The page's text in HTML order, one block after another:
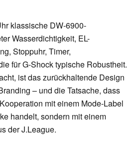
klassische DW-6900-
Wasserdichtigkeit, EL-
Stoppuhr, Timer,
für G-Shock typische Robustheit.
ist das zurückhaltende Design
– und die Tatsache, dass
mit einem Mode-Label
handelt, sondern mit einem
der J.League.